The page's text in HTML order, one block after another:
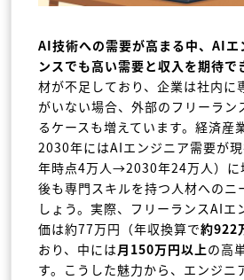
AI技術への需要が高まる中、AIエ
ンスでも高い需要と収入を期待で
材が不足しており、企業は社内に
がいない場合、外部のフリーラン
るケースも増えています。経済産
2030年にはAIエンジニア需要が
年時点4万人→2030年24万人）に
後も専門スキルを持つ人材へのニ
しょう。実際、フリーランスAIエ
価は約77万円（年収換算で約922
おり、中には月150万円以上の高
す。こうした魅力から、エンジニ